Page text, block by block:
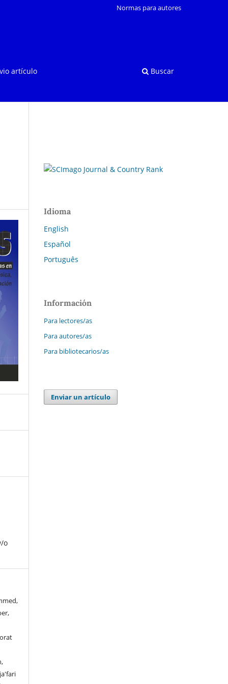
artículo Buscar
Normas para autores
o
Idioma
English
Español
Português
Información
Para lectores/as
Para autores/as
Para bibliotecarios/as
Enviar un artículo